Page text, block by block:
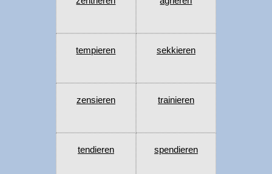
tempieren sekkieren
zensieren trainieren
tendieren spendieren